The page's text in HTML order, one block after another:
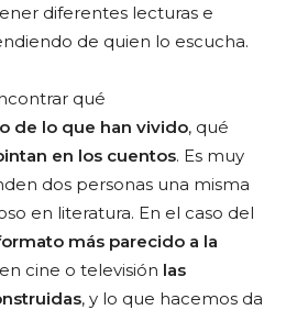
diferentes lecturas e
de quien lo escucha.
qué
de lo que han vivido, qué
en los cuentos. Es muy
dos personas una misma
en literatura. En el caso del
más parecido a la
cine o televisión las
, y lo que hacemos da